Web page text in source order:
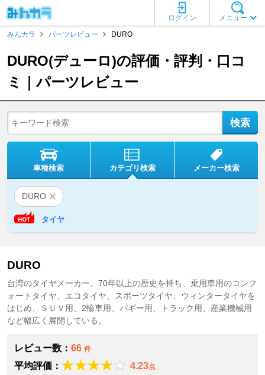
メニュー
ログイン
みんカラ
パーツレビュー DURO
DURO(デューロ)の評価・評判・口コ
ミ｜パーツレビュー
車種検索 カテゴリ検索 メーカー検索
DURO
タイヤ
DURO
台湾のタイヤメーカー。70年以上の歴史を持ち、乗用車用のコンフ
ォートタイヤ、エコタイヤ、スポーツタイヤ、ウィンタータイヤを
はじめ、ＳＵＶ用、2輪車用、バギー用、トラック用、産業機械用
など幅広く展開している。
レビュー数： 66 件
平均評価： 4.23点